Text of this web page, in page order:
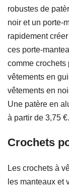
robustes de
noir et un porte-
rapidement
ces porte-
comme crochets
vêtements en
vêtements en
Une patère en
à partir de 3,75 €.
Crochets
Les crochets à
les manteaux et